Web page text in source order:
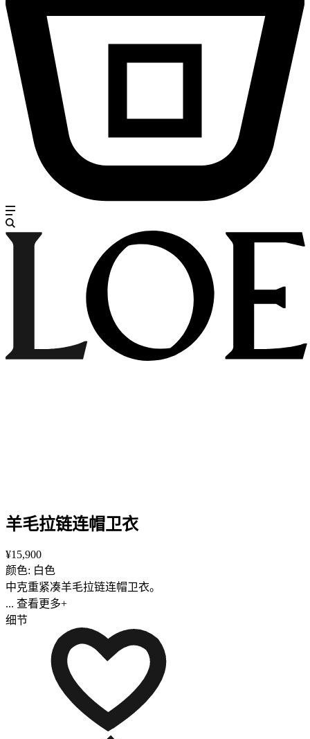
羊毛拉链连帽卫衣
¥15,900
颜色: 白色
中克重紧凑羊毛拉链连帽卫衣。
... 查看更多+
细节